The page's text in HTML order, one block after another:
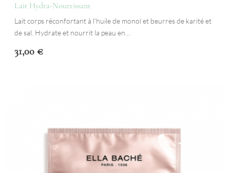
Lait Hydra-Nourrissant
Lait corps réconfortant à l'huile de monoï et beurres de karité et
de sal. Hydrate et nourrit la peau en…
31,00 €